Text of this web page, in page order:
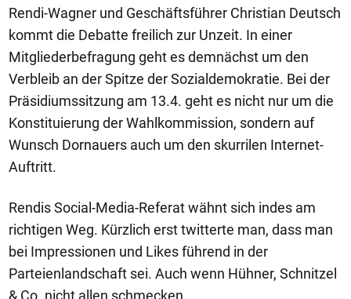
Rendi-Wagner und Geschäftsführer Christian Deutsch
kommt die Debatte freilich zur Unzeit. In einer
Mitgliederbefragung geht es demnächst um den
Verbleib an der Spitze der Sozialdemokratie. Bei der
Präsidiumssitzung am 13.4. geht es nicht nur um die
Konstituierung der Wahlkommission, sondern auf
Wunsch Dornauers auch um den skurrilen Internet-
Auftritt.
Rendis Social-Media-Referat wähnt sich indes am
richtigen Weg. Kürzlich erst twitterte man, dass man
bei Impressionen und Likes führend in der
Parteienlandschaft sei. Auch wenn Hühner, Schnitzel
& Co. nicht allen schmecken …